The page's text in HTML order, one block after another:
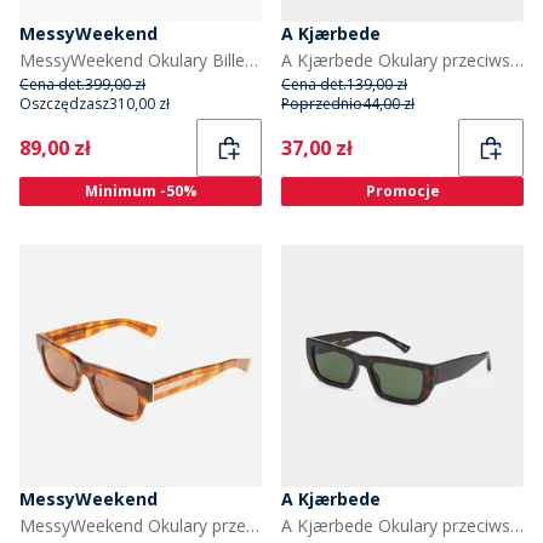
MessyWeekend
MessyWeekend Okulary Bille kolor Czarny
Cena det.399,00 zł
Oszczędzasz310,00 zł
Current
89,00 zł
Minimum -50%
A Kjærbede
A Kjærbede Okulary przeciwsłoneczne Billy kolor Smoke Transparent
Cena det.139,00 zł
Poprzednio44,00 zł
Current
37,00 zł
Promocje
MessyWeekend
MessyWeekend Okulary przeciwsłoneczne Dylan Reveal kolor Havana/Transparent
A Kjærbede
A Kjærbede Okulary przeciwsłoneczne Fame kolor Demi Tortoise